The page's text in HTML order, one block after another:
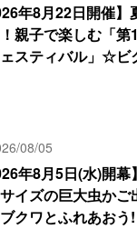
年8月22日開催
親子で楽しむ「
スティバル」☆ビ
08/05
年8月5日(水)開
イズの巨大虫か
クワとふれあおう!